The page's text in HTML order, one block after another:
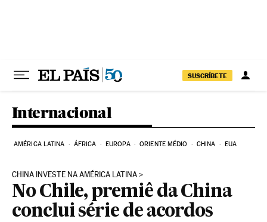
SUSCRÍBETE
Internacional
AMÉRICA LATINA ÁFRICA EUROPA ORIENTE MÉDIO CHINA EUA
CHINA INVESTE NA AMÉRICA LATINA
No Chile, premiê da China
conclui série de acordos